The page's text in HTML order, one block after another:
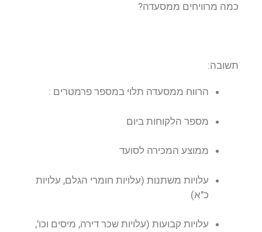
כמה מרוויחים ממסעדה?
תשובה:
הרווח ממסעדה תלוי במספר פרמטרים :
מספר הלקוחות ביום
ממוצע המכירה לסועד
עלויות משתנות (עלויות חומרי הגלם, עלויות
כ"א)
עלויות קבועות (עלויות שכר דירה, מיסים וכו',